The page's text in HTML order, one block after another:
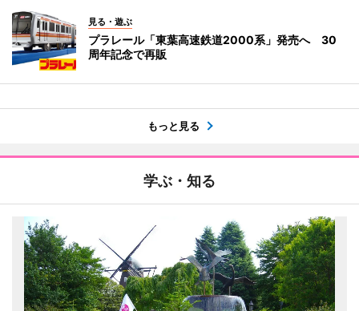
見る・遊ぶ
プラレール「東葉高速鉄道2000系」発売へ 30
周年記念で再販
もっと見る
学ぶ・知る